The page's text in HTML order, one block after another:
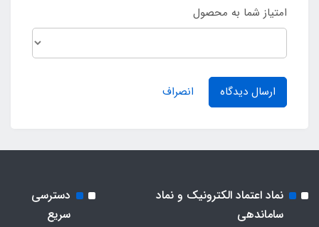
امتیاز شما به محصول
ارسال دیدگاه انصراف
نماد اعتماد الکترونیک و نماد
ساماندهی
دسترسی
سریع